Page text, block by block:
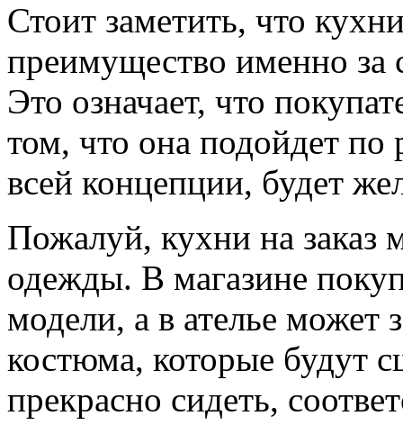
Стоит заметить, что
преимущество именно за
Это означает, что
том, что она подойдет по
всей концепции, будет
Пожалуй, кухни на
одежды. В магазине
модели, а в ателье может
костюма, которые будут
прекрасно сидеть,